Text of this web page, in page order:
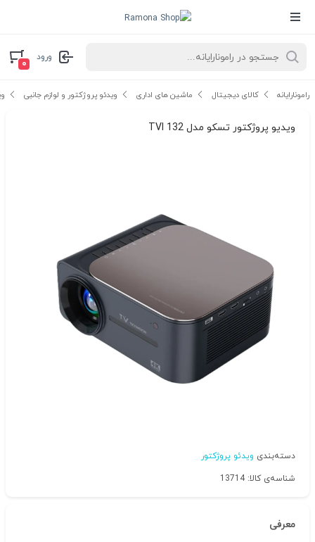
ورود
۰
رامونارایانه کالای دیجیتال ماشین های اداری ویدئو پروژکتور و لوازم جانبی
ویدیو پروژکتور تسکو مدل TVI 132
دسته‌بندی ویدئو پروژکتور
شناسه‌ی کالا: 13714
معرفی